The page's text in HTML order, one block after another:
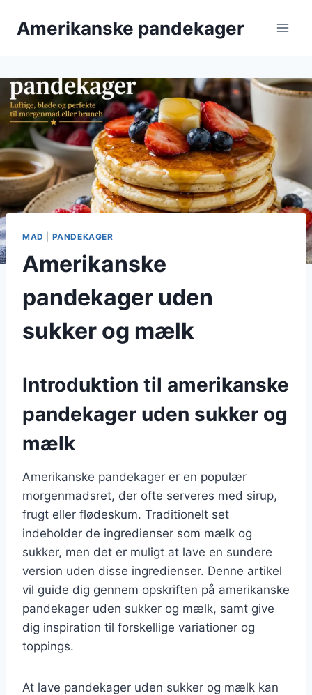
Amerikanske pandekager
MAD PANDEKAGER
Amerikanske
pandekager uden
sukker og mælk
Introduktion til amerikanske
pandekager uden sukker og
mælk
Amerikanske pandekager er en populær
morgenmadsret, der ofte serveres med sirup,
frugt eller flødeskum. Traditionelt set
indeholder de ingredienser som mælk og
sukker, men det er muligt at lave en sundere
version uden disse ingredienser. Denne artikel
vil guide dig gennem opskriften på amerikanske
pandekager uden sukker og mælk, samt give
dig inspiration til forskellige variationer og
toppings.
At lave pandekager uden sukker og mælk kan